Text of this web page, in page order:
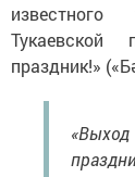
известного
праздник!»